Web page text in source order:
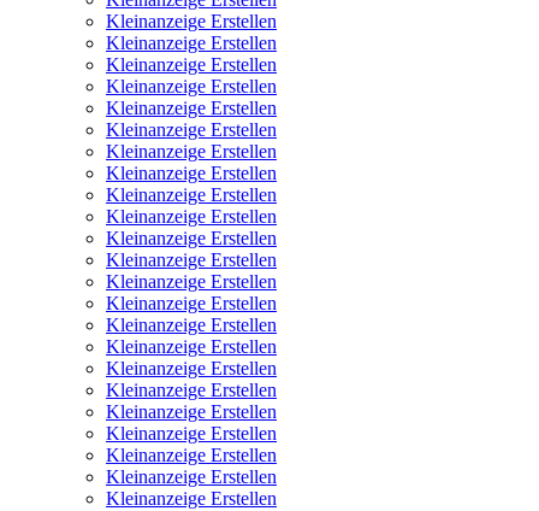
Kleinanzeige Erstellen
Kleinanzeige Erstellen
Kleinanzeige Erstellen
Kleinanzeige Erstellen
Kleinanzeige Erstellen
Kleinanzeige Erstellen
Kleinanzeige Erstellen
Kleinanzeige Erstellen
Kleinanzeige Erstellen
Kleinanzeige Erstellen
Kleinanzeige Erstellen
Kleinanzeige Erstellen
Kleinanzeige Erstellen
Kleinanzeige Erstellen
Kleinanzeige Erstellen
Kleinanzeige Erstellen
Kleinanzeige Erstellen
Kleinanzeige Erstellen
Kleinanzeige Erstellen
Kleinanzeige Erstellen
Kleinanzeige Erstellen
Kleinanzeige Erstellen
Kleinanzeige Erstellen